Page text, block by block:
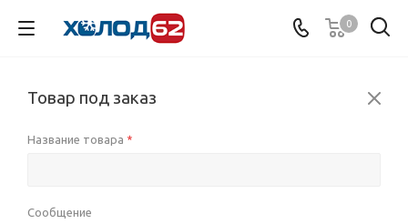
0
Товар под заказ
Название товара *
Сообщение